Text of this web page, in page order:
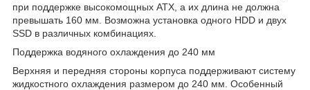
при поддержке высокомощных ATX, а их длина не должна
превышать 160 мм. Возможна установка одного HDD и двух
SSD в различных комбинациях.
Поддержка водяного охлаждения до 240 мм
Верхняя и передняя стороны корпуса поддерживают систему
жидкостного охлаждения размером до 240 мм. Особенный